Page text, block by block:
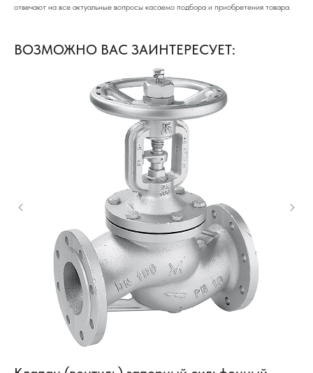
отвечают на все актуальные вопросы касаемо подбора и приобретения товара.
ВОЗМОЖНО ВАС ЗАИНТЕРЕСУЕТ: